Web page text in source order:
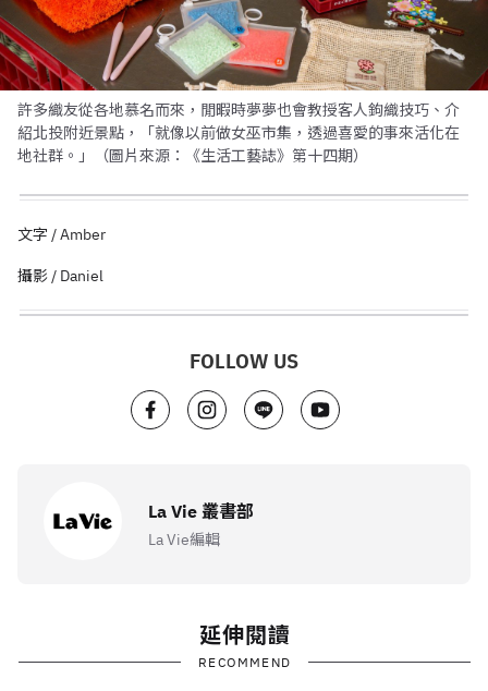
許多織友從各地慕名而來，閒暇時夢夢也會教授客人鉤織技巧、介
紹北投附近景點，「就像以前做女巫市集，透過喜愛的事來活化在
地社群。」（圖片來源：《生活工藝誌》第十四期）
文字 / Amber
攝影 / Daniel
FOLLOW US
La Vie 叢書部
La Vie編輯
延伸閱讀
RECOMMEND